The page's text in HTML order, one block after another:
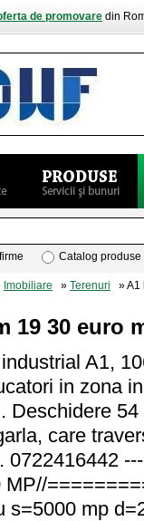
de promovare din
Catalog produse
Imobiliare » Terenuri » A1
19 30 euro
A1,
in zona
Deschidere
care
0722416442
MP//
s=5000 mp